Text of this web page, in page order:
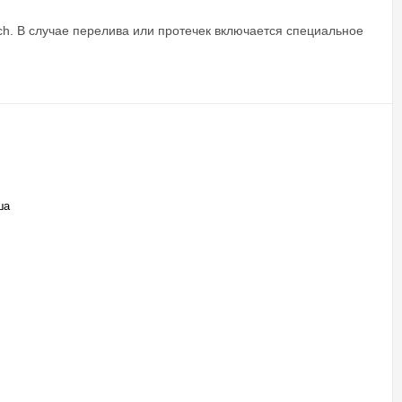
В случае перелива или протечек включается специальное